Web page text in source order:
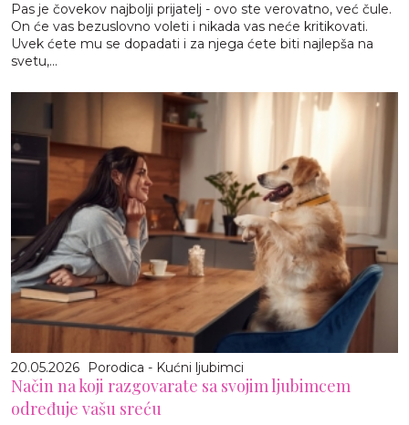
Pas je čovekov najbolji prijatelj - ovo ste verovatno, već čule.
On će vas bezuslovno voleti i nikada vas neće kritikovati.
Uvek ćete mu se dopadati i za njega ćete biti najlepša na
svetu,...
20.05.2026 Porodica - Kućni ljubimci
Način na koji razgovarate sa svojim ljubimcem
određuje vašu sreću